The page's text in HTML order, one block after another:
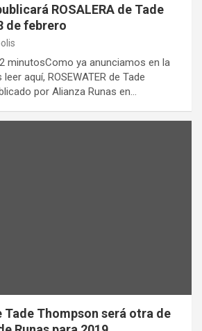
ROSALERA de Tade
de febrero
minutosComo ya anunciamos en la
aquí, ROSEWATER de Tade
por Alianza Runas en…
Tade Thompson será otra de